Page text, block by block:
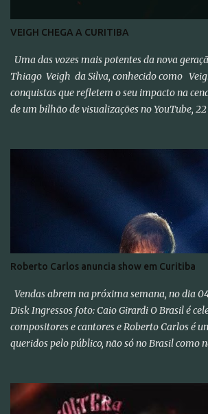
VEIGH CHEGA A CURITIBA
Uma das vozes mais potentes da nova
Thiago Veigh da Silva, conhecido como
conquistas que refletem o seu impacto na
de um bilhão de visualizações no YouTube,
cantor e compositor paulista, Eu Venci o
estabeleceu no Top 3 Global do Spotify e
de plays em menos de 24 horas após o
estética mais madura, o álbum marca um
carreira do artista e, agora, ganha os palcos
Tour, que fez sua estreia recentemente em
realização da 30e , Supernova Ent e Prime ,
Curitiba aco...
Roberto Carlos anuncia show em Curitiba
Vendas abrem na próxima semana, no dia
Disk Ingressos foto: Caio Girardi O Brasil é
compositores e cantores e Roberto Carlos é
queridos pelo público, não só no Brasil como
desde a década de 60 além de inúmeros outros
diferentes idiomas. Esse grande talento e seu